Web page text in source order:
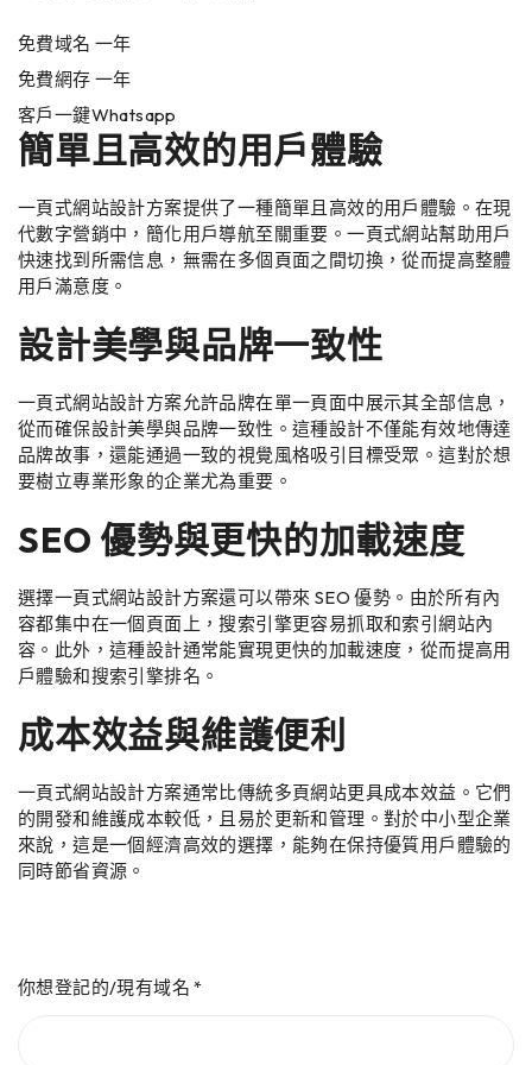
免費域名 一年
免費網存 一年
客戶一鍵Whatsapp
簡單且高效的用戶體驗
一頁式網站設計方案提供了一種簡單且高效的用戶體驗。在現
代數字營銷中，簡化用戶導航至關重要。一頁式網站幫助用戶
快速找到所需信息，無需在多個頁面之間切換，從而提高整體
用戶滿意度。
設計美學與品牌一致性
一頁式網站設計方案允許品牌在單一頁面中展示其全部信息，
從而確保設計美學與品牌一致性。這種設計不僅能有效地傳達
品牌故事，還能通過一致的視覺風格吸引目標受眾。這對於想
要樹立專業形象的企業尤為重要。
SEO 優勢與更快的加載速度
選擇一頁式網站設計方案還可以帶來 SEO 優勢。由於所有內
容都集中在一個頁面上，搜索引擎更容易抓取和索引網站內
容。此外，這種設計通常能實現更快的加載速度，從而提高用
戶體驗和搜索引擎排名。
成本效益與維護便利
一頁式網站設計方案通常比傳統多頁網站更具成本效益。它們
的開發和維護成本較低，且易於更新和管理。對於中小型企業
來說，這是一個經濟高效的選擇，能夠在保持優質用戶體驗的
同時節省資源。
你想登記的/現有域名*